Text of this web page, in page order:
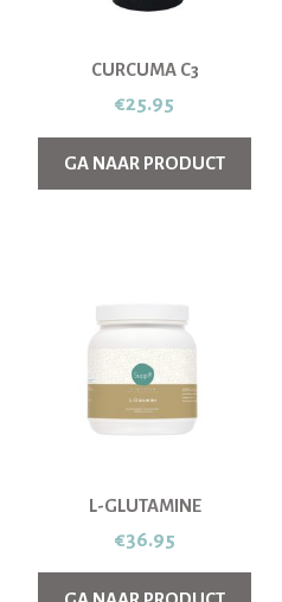
CURCUMA C3
€25.95
GA NAAR PRODUCT
L-GLUTAMINE
€36.95